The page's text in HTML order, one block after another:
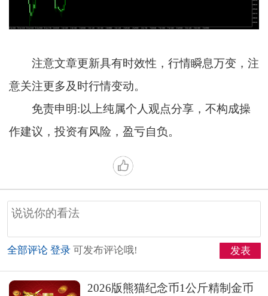
注意文章更新具有时效性，行情瞬息万变，注
意关注更多及时行情变动。
免责申明:以上纯属个人观点分享，不构成操
作建议，投资有风险，盈亏自负。
全部评论 登录 可发布评论哦! 发表
2026版熊猫纪念币1公斤精制金币